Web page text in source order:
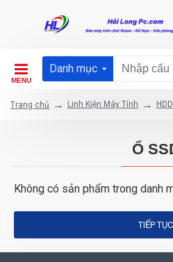
Danh mục
Trang chủ Linh Kiện Máy Tính
Ổ
Không có sản phẩm trong danh
TIẾP TỤC